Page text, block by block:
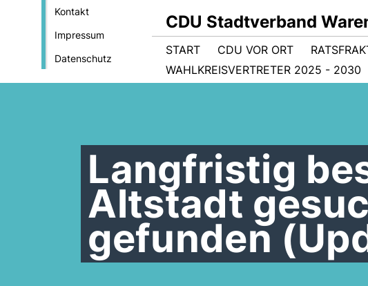
Kontakt
Impressum
Datenschutz
CDU Stadtverband
START CDU VOR ORT
WAHLKREISVERTRETER 2025 - 2030
Langfristig
Altstadt
gefunden